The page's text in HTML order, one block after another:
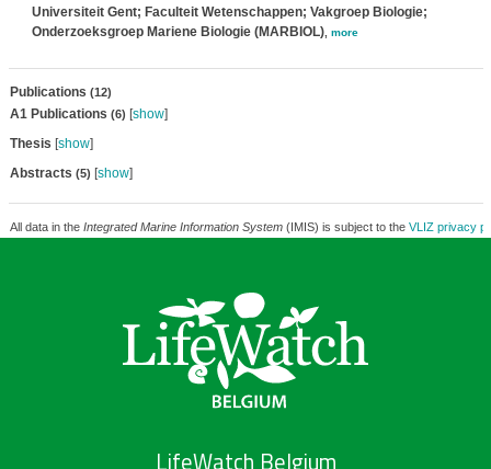
Universiteit Gent; Faculteit Wetenschappen; Vakgroep Biologie;
Onderzoeksgroep Mariene Biologie (MARBIOL), more
Publications (12)
A1 Publications (6) [show]
Thesis [show]
Abstracts (5) [show]
All data in the Integrated Marine Information System(IMIS) is subject to the VLIZ privacy